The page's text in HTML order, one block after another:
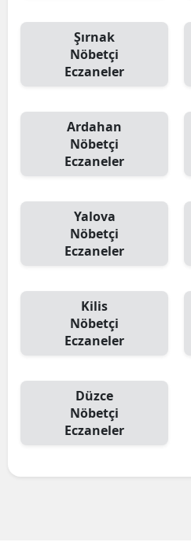
Şırnak
Nöbetçi
Eczaneler
Ardahan
Nöbetçi
Eczaneler
Yalova
Nöbetçi
Eczaneler
Kilis
Nöbetçi
Eczaneler
Düzce
Nöbetçi
Eczaneler